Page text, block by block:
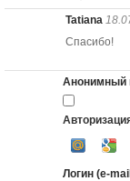
Tatiana
Спасибо!
Анонимный
Логин (e-